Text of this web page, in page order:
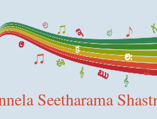
Seetharama